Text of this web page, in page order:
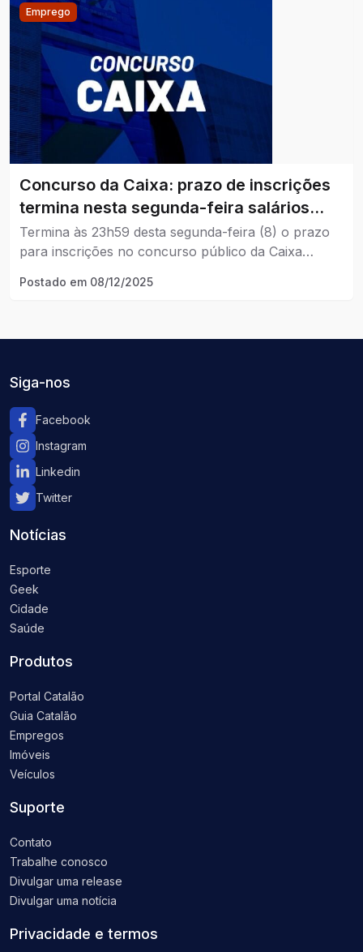
Emprego
Concurso da Caixa: prazo de inscrições
termina nesta segunda-feira salários
chegam a R$ 16,4 mil
Termina às 23h59 desta segunda-feira (8) o prazo
para inscrições no concurso público da Caixa
formação superior.
Postado em 08/12/2025
Siga-nos
Facebook
Instagram
Linkedin
Twitter
Notícias
Esporte
Geek
Cidade
Saúde
Produtos
Portal Catalão
Guia Catalão
Empregos
Imóveis
Veículos
Suporte
Contato
Trabalhe conosco
Divulgar uma release
Divulgar uma notícia
Privacidade e termos